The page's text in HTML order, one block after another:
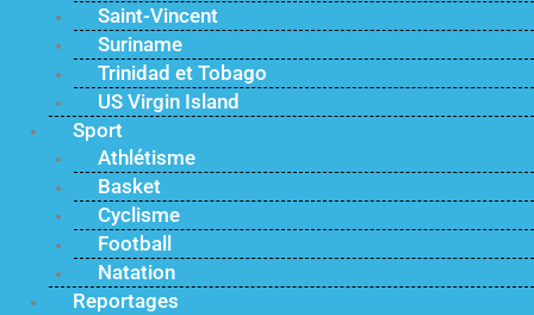
Saint-Vincent
Suriname
Trinidad et Tobago
US Virgin Island
Sport
Athlétisme
Basket
Cyclisme
Football
Natation
Reportages